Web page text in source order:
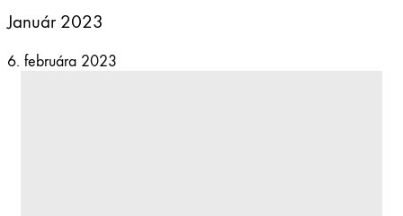
Január 2023
6. februára 2023